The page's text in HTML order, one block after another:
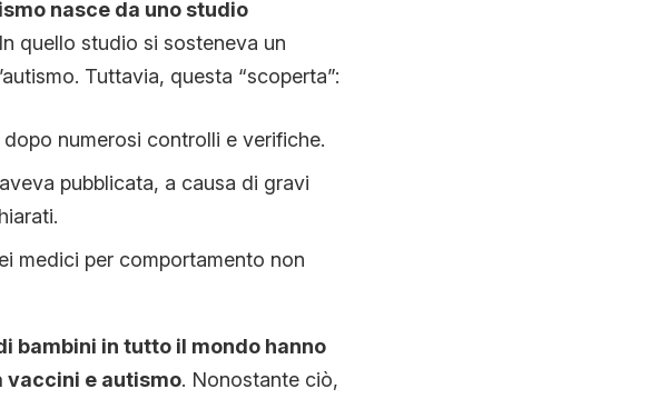
nasce da uno studio
quello studio si sosteneva un
Tuttavia, questa “scoperta”:
numerosi controlli e verifiche.
pubblicata, a causa di gravi
medici per comportamento non
bambini in tutto il mondo hanno
vaccini e autismo. Nonostante ciò,